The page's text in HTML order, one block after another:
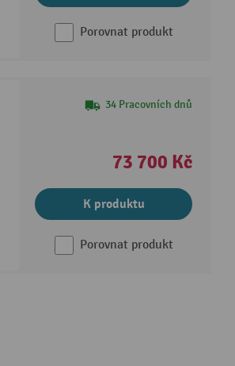
Porovnat produkt
34 Pracovních dnů
73 700 Kč
K produktu
Porovnat produkt